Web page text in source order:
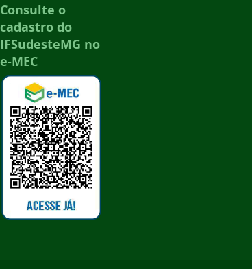
Consulte o
cadastro do
IFSudesteMG no
e-MEC